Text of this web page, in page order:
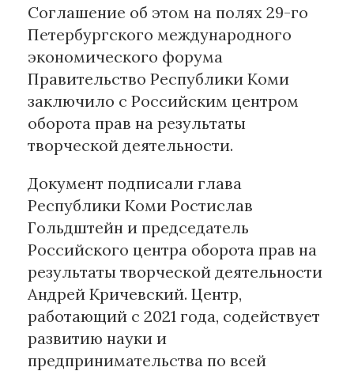
Материалы партнеров
АКИ
Artists / Художники.РФ
n'RIS
Онлайн патент
Цифровой Сарафан
Смотрите нас в соцсетях и мессенджерах
Соглашение об этом на полях 29-го
Петербургского международного
экономического форума
Правительство Республики Коми
заключило с Российским центром
оборота прав на результаты
творческой деятельности.
Документ подписали глава
Республики Коми Ростислав
Гольдштейн и председатель
Российского центра оборота прав на
результаты творческой деятельности
Андрей Кричевский. Центр,
работающий с 2021 года, содействует
развитию науки и
предпринимательства по всей